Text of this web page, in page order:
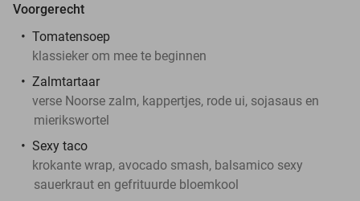
Voorgerecht
Tomatensoep
klassieker om mee te beginnen
Zalmtartaar
verse Noorse zalm, kappertjes, rode ui, sojasaus en
mierikswortel
Sexy taco
krokante wrap, avocado smash, balsamico sexy
sauerkraut en gefrituurde bloemkool